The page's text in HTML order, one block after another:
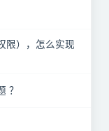
限），怎么实现
？